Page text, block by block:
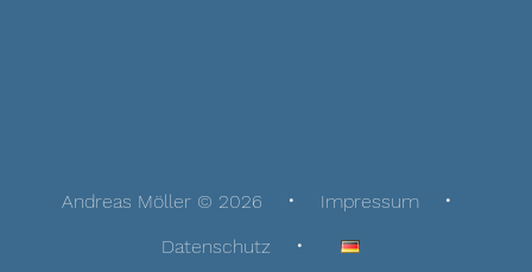
Andreas Möller © 2026
Impressum
Datenschutz